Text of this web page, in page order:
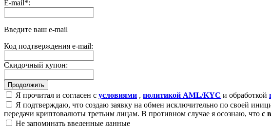
E-mail*:
Введите ваш e-mail
Код подтверждения e-mail:
Скидочный купон:
Я прочитал и согласен с условиями , политикой AML/KYC и обработкой
Я подтверждаю, что создаю заявку на обмен исключительно по своей
передачи криптовалюты третьим лицам. В противном случае я осознаю, что с
Не запоминать введенные данные